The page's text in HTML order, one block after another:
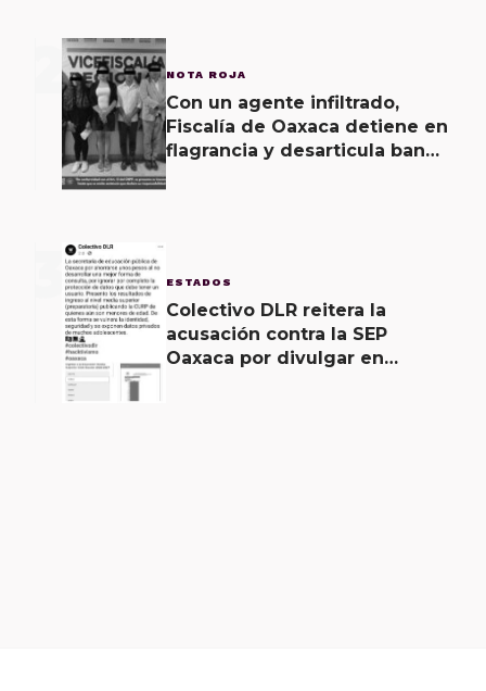
2 NOTA ROJA
Con un agente infiltrado,
Fiscalía de Oaxaca detiene en
flagrancia y desarticula banda
3 ESTADOS
Colectivo DLR reitera la
acusación contra la SEP
Oaxaca por divulgar en